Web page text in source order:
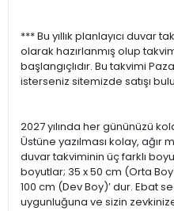
*** Bu yıllık planlayıcı duvar
olarak hazırlanmış olup
başlangıçlıdır. Bu takvimi
isterseniz sitemizde satışı
2027 yılında her gününüzü
Üstüne yazılması kolay, ağır
duvar takviminin üç farklı
boyutlar; 35 x 50 cm (Orta
100 cm (Dev Boy)’ dur. Ebat
uygunluğuna ve sizin